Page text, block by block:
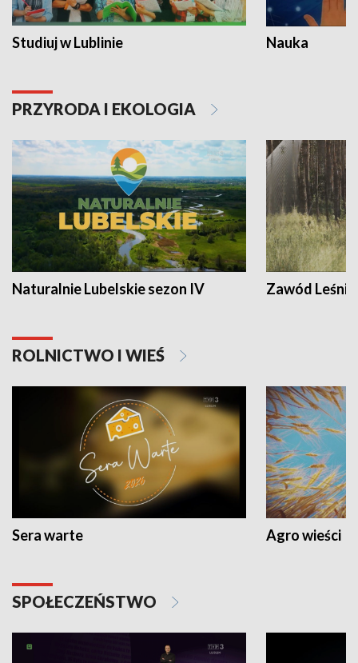
Studiuj w Lublinie Nauka
PRZYRODA I EKOLOGIA
Naturalnie Lubelskie sezon IV Zawód Leśnik
ROLNICTWO I WIEŚ
Sera warte Agro wieści
SPOŁECZEŃSTWO